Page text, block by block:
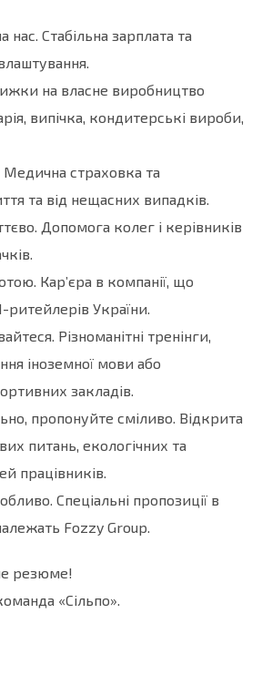
нас. Стабільна зарплата та
на власне виробництво
випічка, кондитерські вироби,
Медична страховка та
та від нещасних випадків.
Допомога колег і керівників
Кар’єра в компанії, що
України.
Різноманітні тренінги,
іноземної мови або
закладів.
пропонуйте сміливо. Відкрита
питань, екологічних та
працівників.
Спеціальні пропозиції в
Fozzy Group.
резюме!
«Сільпо».